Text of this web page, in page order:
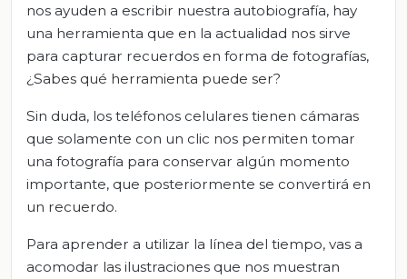
nos ayuden a escribir nuestra autobiografía, hay
una herramienta que en la actualidad nos sirve
para capturar recuerdos en forma de fotografías,
¿Sabes qué herramienta puede ser?
Sin duda, los teléfonos celulares tienen cámaras
que solamente con un clic nos permiten tomar
una fotografía para conservar algún momento
importante, que posteriormente se convertirá en
un recuerdo.
Para aprender a utilizar la línea del tiempo, vas a
acomodar las ilustraciones que nos muestran